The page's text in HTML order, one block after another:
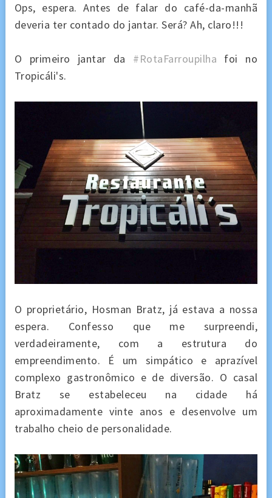
Ops, espera. Antes de falar do café-da-manhã
deveria ter contado do jantar. Será? Ah, claro!!!
O primeiro jantar da #RotaFarroupilha foi no
Tropicáli's.
O proprietário, Hosman Bratz, já estava a nossa
espera. Confesso que me surpreendi,
verdadeiramente, com a estrutura do
empreendimento. É um simpático e aprazível
complexo gastronômico e de diversão. O casal
Bratz se estabeleceu na cidade há
aproximadamente vinte anos e desenvolve um
trabalho cheio de personalidade.